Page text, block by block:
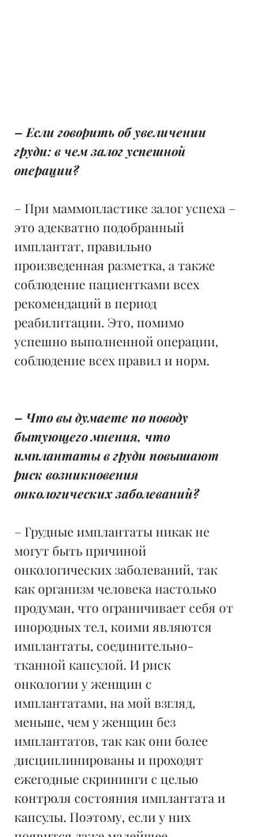
– Если говорить об увеличении
груди: в чем залог успешной
операции?
– При маммопластике залог успеха –
это адекватно подобранный
имплантат, правильно
произведенная разметка, а также
соблюдение пациентками всех
рекомендаций в период
реабилитации. Это, помимо
успешно выполненной операции,
соблюдение всех правил и норм.
– Что вы думаете по поводу
бытующего мнения, что
имплантаты в груди повышают
риск возникновения
онкологических заболеваний?
– Грудные имплантаты никак не
могут быть причиной
онкологических заболеваний, так
как организм человека настолько
продуман, что ограничивает себя от
инородных тел, коими являются
имплантаты, соединительно-
тканной капсулой. И риск
онкологии у женщин с
имплантатами, на мой взгляд,
меньше, чем у женщин без
имплантатов, так как они более
дисциплинированы и проходят
ежегодные скрининги с целью
контроля состояния имплантата и
капсулы. Поэтому, если у них